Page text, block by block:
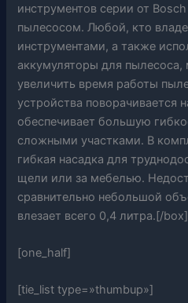
инструментов серии от
пылесосом. Любой, кто
инструментами, а также
аккумуляторы для
увеличить время работы
устройства поворачивается
обеспечивает большую
сложными участками. В
гибкая насадка для
щели или за мебелью.
сравнительно небольшой
влезает всего 0,4 литра.[/box]
[one_half]
[tie_list type=»thumbup»]